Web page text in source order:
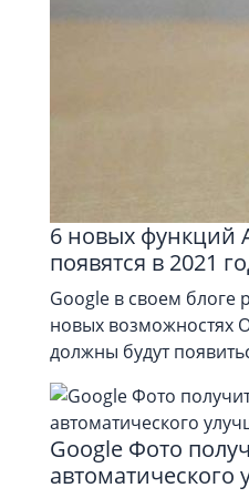
6 новых функций
появятся в 2021
Google в своем блоге
новых возможностях
должны будут
Google Фото